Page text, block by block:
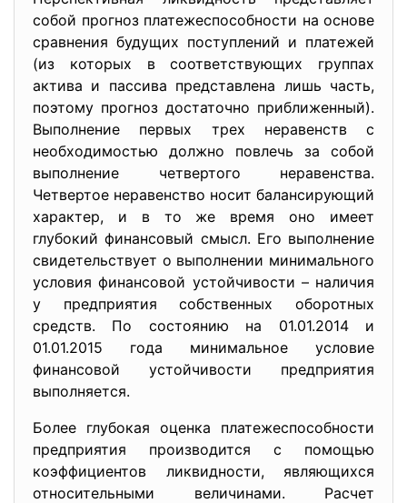
собой прогноз платежеспособности на основе
сравнения будущих поступлений и платежей
(из которых в соответствующих группах
актива и пассива представлена лишь часть,
поэтому прогноз достаточно приближенный).
Выполнение первых трех неравенств с
необходимостью должно повлечь за собой
выполнение четвертого неравенства.
Четвертое неравенство носит балансирующий
характер, и в то же время оно имеет
глубокий финансовый смысл. Его выполнение
свидетельствует о выполнении минимального
условия финансовой устойчивости – наличия
у предприятия собственных оборотных
средств. По состоянию на 01.01.2014 и
01.01.2015 года минимальное условие
финансовой устойчивости предприятия
выполняется.
Более глубокая оценка платежеспособности
предприятия производится с помощью
коэффициентов ликвидности, являющихся
относительными величинами. Расчет